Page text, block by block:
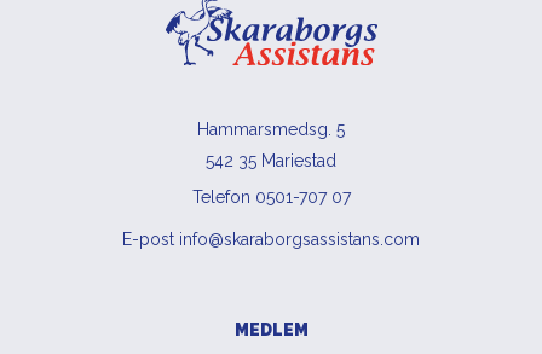
Hammarsmedsg. 5
542 35 Mariestad
Telefon 0501-707 07
E-post info@skaraborgsassistans.com
MEDLEM